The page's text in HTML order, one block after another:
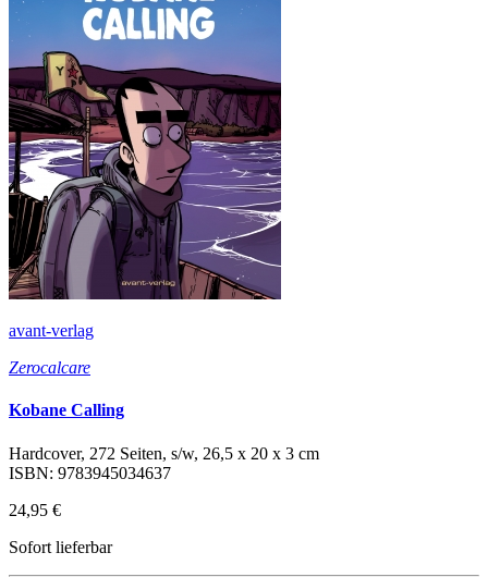
avant-verlag
Zerocalcare
Kobane Calling
Hardcover, 272 Seiten, s/w, 26,5 x 20 x 3 cm
ISBN: 9783945034637
24,95 €
Sofort lieferbar